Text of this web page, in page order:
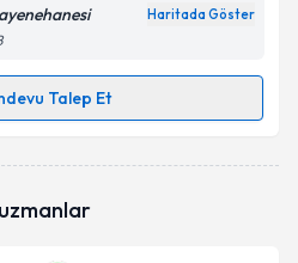
Haritada Göster
Talep Et
Talebi
almanız için bir takvim